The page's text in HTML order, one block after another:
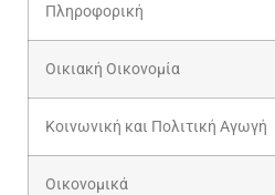
Πληροφορική
Οικιακή Οικονομία
Κοινωνική και Πολιτική Αγωγή
Οικονομικά